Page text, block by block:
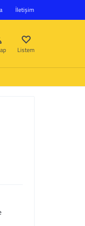
İletişim
Listem